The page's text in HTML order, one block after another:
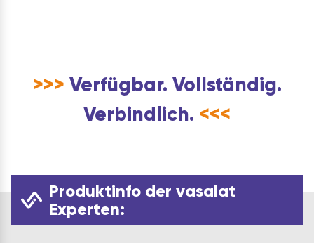
>>> Verfügbar. Vollständig.
Verbindlich. <<<
Produktinfo der vasalat
Experten: